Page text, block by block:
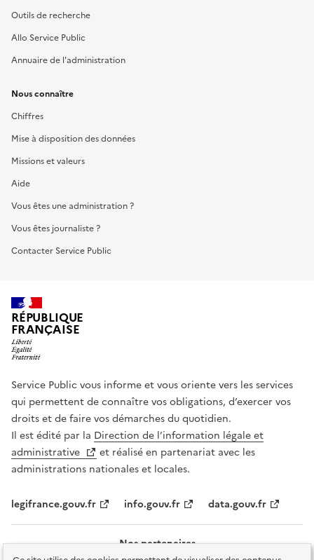
Outils de recherche
Allo Service Public
Annuaire de l'administration
Nous connaître
Chiffres
Mise à disposition des données
Missions et valeurs
Aide
Vous êtes une administration ?
Vous êtes journaliste ?
Contacter Service Public
RÉPUBLIQUE
FRANÇAISE
Service Public vous informe et vous oriente vers les services
qui permettent de connaître vos obligations, d’exercer vos
droits et de faire vos démarches du quotidien.
Il est édité par la Direction de l’information légale et
administrative
et réalisé en partenariat avec les
administrations nationales et locales.
legifrance.gouv.fr info.gouv.fr data.gouv.fr
Nos partenaires